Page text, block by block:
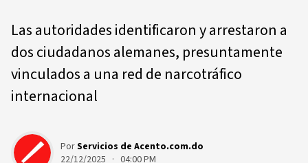
Las autoridades identificaron y arrestaron a
dos ciudadanos alemanes, presuntamente
vinculados a una red de narcotráfico
internacional
PorServicios de Acento.com.do
22/12/2025 · 04:00 PM